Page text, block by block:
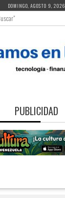
DOMINGO, AGOSTO 9, 2026
PUBLICIDAD